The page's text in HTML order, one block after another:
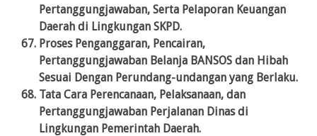
Pertanggungjawaban, Serta Pelaporan Keuangan
Daerah di Lingkungan SKPD.
Proses Penganggaran, Pencairan,
Pertanggungjawaban Belanja BANSOS dan Hibah
Sesuai Dengan Perundang-undangan yang Berlaku.
Tata Cara Perencanaan, Pelaksanaan, dan
Pertanggungjawaban Perjalanan Dinas di
Lingkungan Pemerintah Daerah.